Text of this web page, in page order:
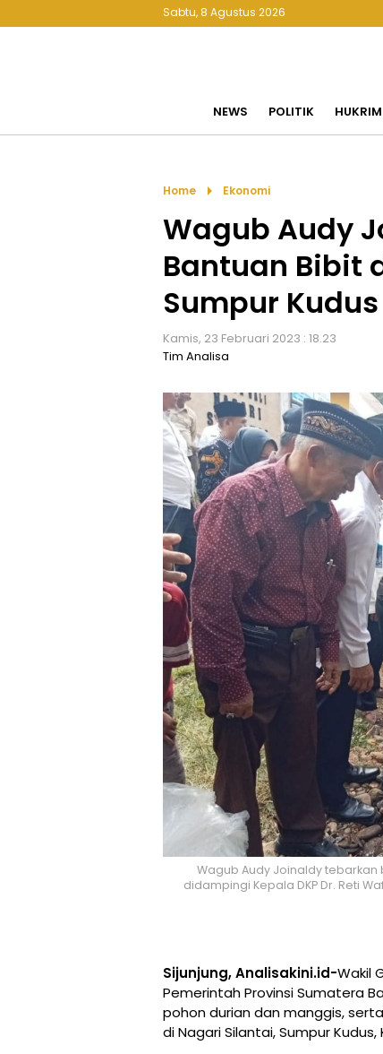
Sabtu, 8 Agustus 2026
NEWS POLITIK HUKRIM
Home arrow_right Ekonomi
Wagub Audy
Bantuan Bibit
Sumpur Kudus
Kamis, 23 Februari 2023 : 18.23
Tim Analisa
Wagub Audy Joinaldy tebarkan
didampingi Kepala DKP Dr. Reti
Sijunjung, Analisakini.id-Wakil
Pemerintah Provinsi Sumatera
pohon durian dan manggis,
di Nagari Silantai, Sumpur